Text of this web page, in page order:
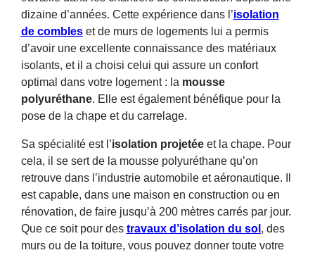
dizaine d’années. Cette expérience dans l’isolation
de combleset de murs de logements lui a permis
d’avoir une excellente connaissance des matériaux
isolants, et il a choisi celui qui assure un confort
optimal dans votre logement : la mousse
polyuréthane. Elle est également bénéfique pour la
pose de la chape et du carrelage.
Sa spécialité est l’isolation projetéeet la chape. Pour
cela, il se sert de la mousse polyuréthane qu’on
retrouve dans l’industrie automobile et aéronautique. Il
est capable, dans une maison en construction ou en
rénovation, de faire jusqu’à 200 mètres carrés par jour.
Que ce soit pour des travaux d’isolation du sol , des
murs ou de la toiture, vous pouvez donner toute votre